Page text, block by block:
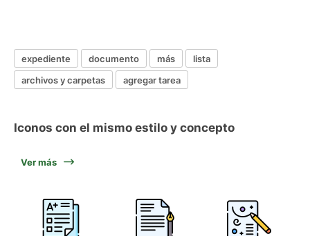
expediente documento más
lista
archivos y carpetas
agregar tarea
Iconos con el mismo estilo y concepto
Ver más